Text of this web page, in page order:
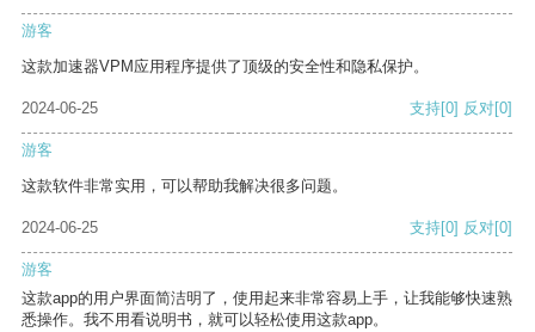
游客
这款加速器VPM应用程序提供了顶级的安全性和隐私保护。
2024-06-25 支持[0] 反对[0]
游客
这款软件非常实用，可以帮助我解决很多问题。
2024-06-25 支持[0] 反对[0]
游客
这款app的用户界面简洁明了，使用起来非常容易上手，让我能够快速熟
悉操作。我不用看说明书，就可以轻松使用这款app。